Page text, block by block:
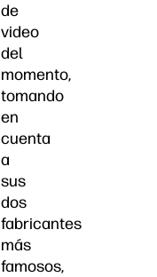
de
video
del
momento,
tomando
en
cuenta
a
sus
dos
fabricantes
más
famosos,